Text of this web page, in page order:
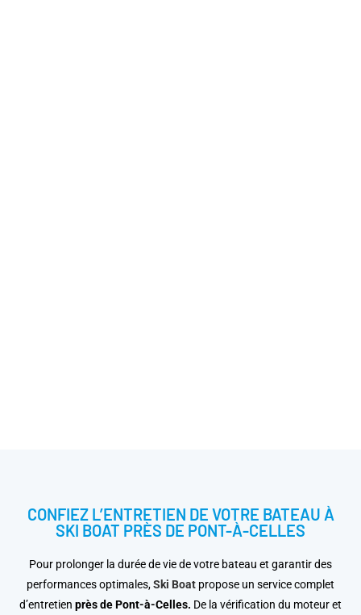
CONFIEZ L’ENTRETIEN DE VOTRE BATEAU À
SKI BOAT PRÈS DE PONT-À-CELLES
Pour prolonger la durée de vie de votre bateau et garantir des
performances optimales,Ski Boat propose un service complet
d’entretien près de Pont-à-Celles. De la vérification du moteur et